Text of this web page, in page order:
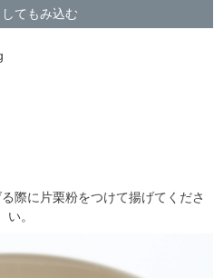
てもみ込む
際に片栗粉をつけて揚げてくださ
い。